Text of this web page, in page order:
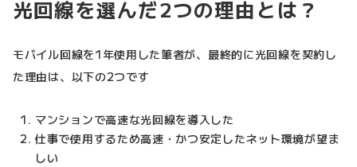
光回線を選んだ2つの理由とは？
モバイル回線を1年使用した筆者が、最終的に光回線を契約し
た理由は、以下の2つです
マンションで高速な光回線を導入した
仕事で使用するため高速・かつ安定したネット環境が望ま
しい